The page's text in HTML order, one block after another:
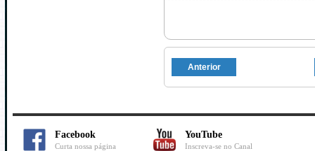
Anterior
Facebook
Curta nossa página
YouTube
Inscreva-se no Canal